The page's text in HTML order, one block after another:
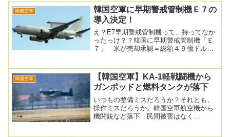
韓国空軍
韓国空軍に早期警戒管制機Ｅ７の
導入決定！
え？E7早期警戒管制機って、持ってなか
ったっけ？？韓国に早期警戒管制機「Ｅ
７」 米が売却承認＝総額４９億ドル
韓国空軍
【韓国空軍】KA-1軽戦闘機から
ガンポッドと燃料タンクが落下
いつもの整備ミスだろうか？それとも、
操作ミスだろうか。韓国空軍航空機から
機関銃など落下 民間被害はなく